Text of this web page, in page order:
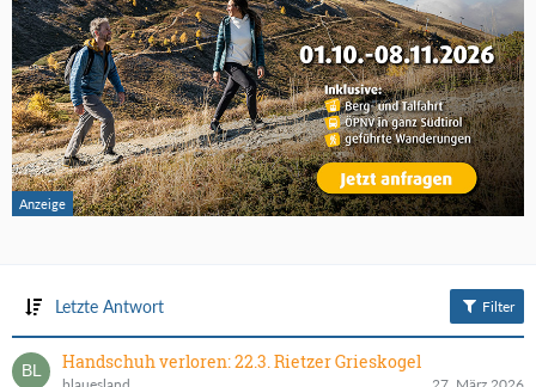
Letzte Antwort Filter
Handschuh verloren: 22.3. Rietzer Grieskogel